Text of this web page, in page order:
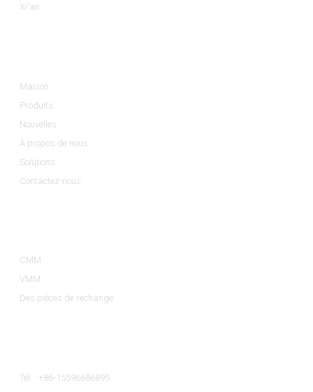
Xi'an.
Maison
Produits
Nouvelles
À propos de nous
Solutions
Contactez-nous
CMM
VMM
Des pièces de rechange
Tél. : +86-15596686895